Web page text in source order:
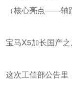
（核心亮点——轴
宝马X5加长国产之
这次工信部公告里